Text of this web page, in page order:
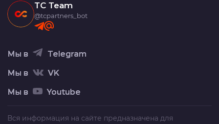
TC Team
@tcpartners_bot
Мы в Telegram
Мы в VK
Мы в Youtube
Вся информация на сайте предназначена для